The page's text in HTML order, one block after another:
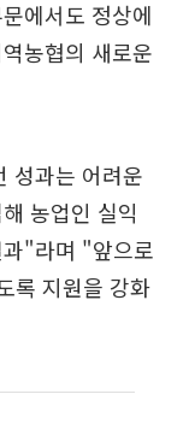
에서도 정상에
농협의 새로운
성과는 어려운
농업인 실익
"라며 "앞으로
록 지원을 강화